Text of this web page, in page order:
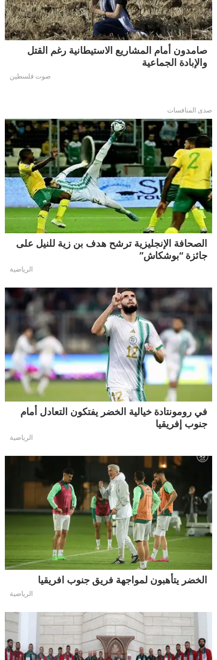
صامدون أمام المشاريع الاستيطانية رغم القتل
والإبادة الجماعية
صوت فلسطين
صدى المنافسات
الصحافة الإنجليزية ترشح هدف بن زية للنيل على
جائزة “بوشكاش”
الرياضية
في رومونتادة خيالية الخضر يفتكون التعادل أمام
جنوب إفريقيا
الرياضية
الخضر يتأهبون لمواجهة فريق جنوب افريقيا
الرياضية